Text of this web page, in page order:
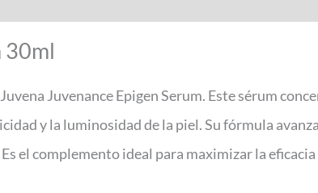
30ml
Juvenance Epigen Serum. Este sérum
y la luminosidad de la piel. Su fórmula
el complemento ideal para maximizar la